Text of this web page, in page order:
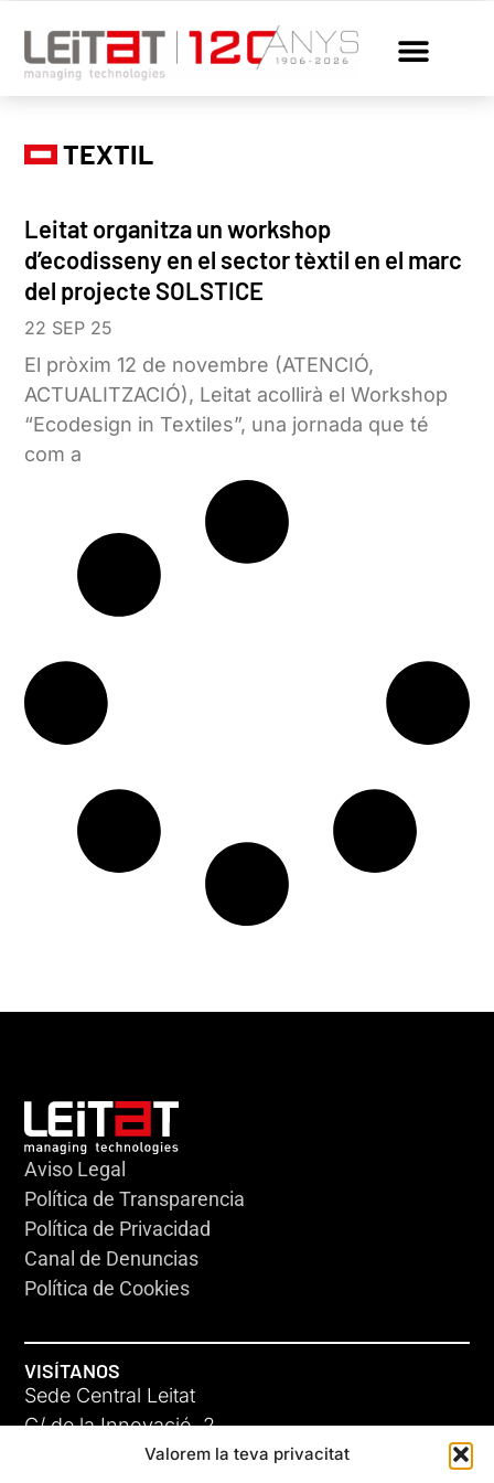
Valorem la teva privacitat
TEXTIL
Leitat organitza un workshop
d’ecodisseny en el sector tèxtil en el marc
del projecte SOLSTICE
22 SEP 25
El pròxim 12 de novembre (ATENCIÓ,
ACTUALITZACIÓ), Leitat acollirà el Workshop
“Ecodesign in Textiles”, una jornada que té
com a
Aviso Legal
Política de Transparencia
Política de Privacidad
Canal de Denuncias
Política de Cookies
VISÍTANOS
Sede Central Leitat
C/ de la Innovació, 2
08225 Terrassa, (Barcelona)